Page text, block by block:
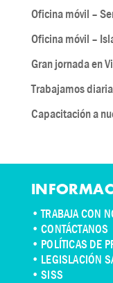
Oficina móvil –
Oficina móvil –
Gran jornada en
Trabajamos
Capacitación a
•TRABAJA CON
•CONTÁCTANOS
• POLÍTICAS DE
• LEGISLACIÓN
• SISS